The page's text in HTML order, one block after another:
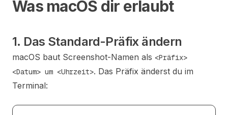
Was macOS dir erlaubt
1. Das Standard-Präfix ändern
macOS baut Screenshot-Namen als <Präfix>
<Datum> um <Uhrzeit>. Das Präfix änderst du im
Terminal: